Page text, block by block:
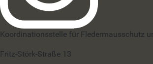
Koordinationsstelle für Fledermausschutz
Fritz-Störk-Straße 13